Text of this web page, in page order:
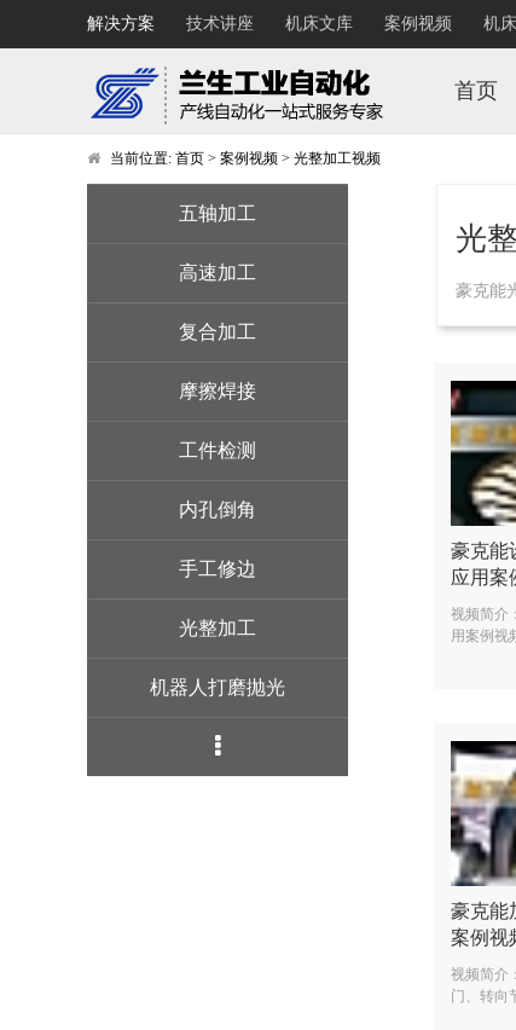
解决方案 技术讲座 机床文库 案例视频 机
首页
当前位置: 首页 > 案例视频 > 光整加工视频
五轴加工
高速加工
复合加工
摩擦焊接
工件检测
内孔倒角
手工修边
光整加工
机器人打磨抛光
光
豪克能
豪克能
应用案
视频简介
用案例视
豪克能
案例视
视频简介
门、转向